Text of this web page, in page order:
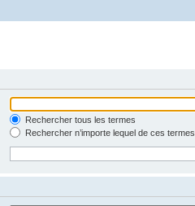
Rechercher tous les termes
Rechercher n’importe lequel de ces termes